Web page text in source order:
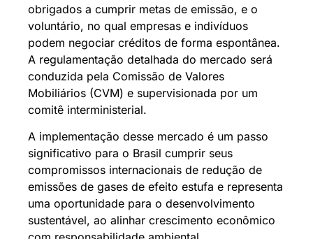
obrigados a cumprir metas de emissão, e o
voluntário, no qual empresas e indivíduos
podem negociar créditos de forma espontânea.
A regulamentação detalhada do mercado será
conduzida pela Comissão de Valores
Mobiliários (CVM) e supervisionada por um
comitê interministerial.
A implementação desse mercado é um passo
significativo para o Brasil cumprir seus
compromissos internacionais de redução de
emissões de gases de efeito estufa e representa
uma oportunidade para o desenvolvimento
sustentável, ao alinhar crescimento econômico